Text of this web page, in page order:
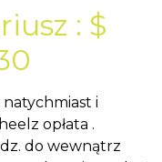
: $
i
opłata .
do wewnątrz